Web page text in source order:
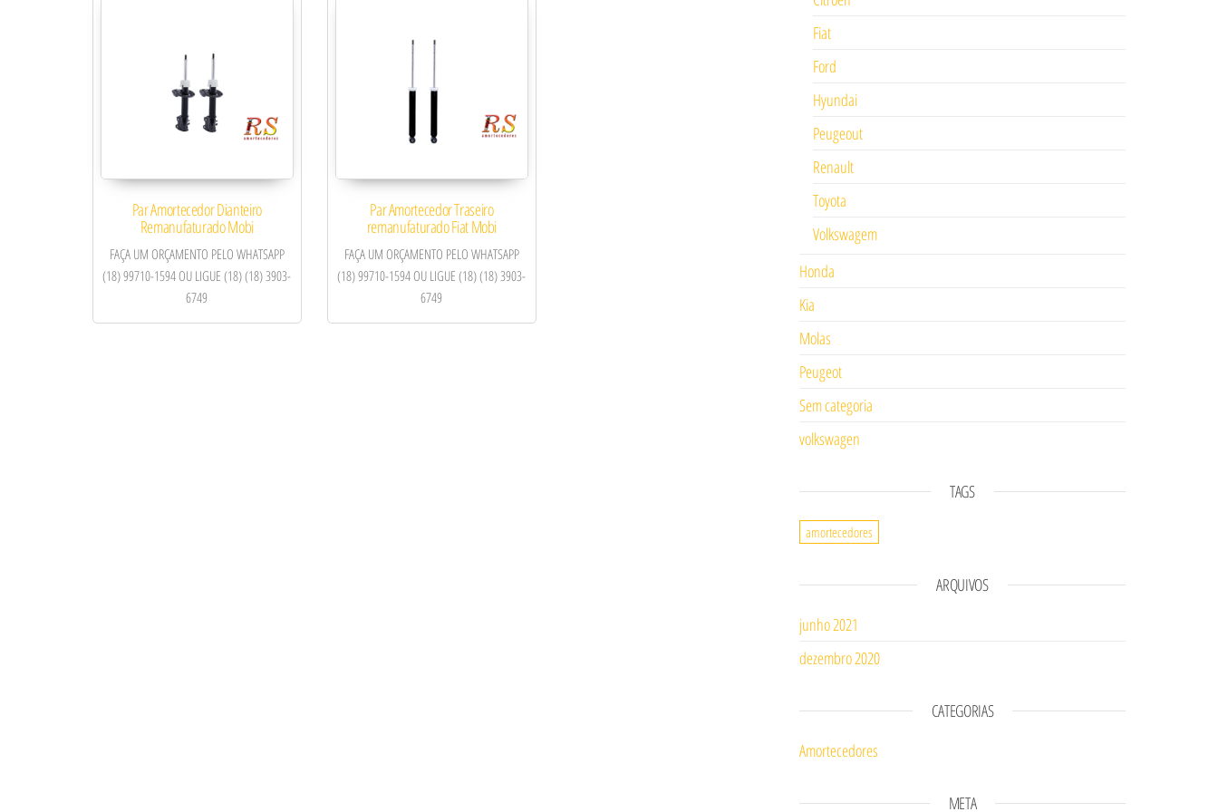
Par Amortecedor Dianteiro
Remanufaturado Mobi
FAÇA UM ORÇAMENTO PELO WHATSAPP
(18) 99710-1594 OU LIGUE (18) (18) 3903-
6749
Par Amortecedor Traseiro
remanufaturado Fiat Mobi
FAÇA UM ORÇAMENTO PELO WHATSAPP
(18) 99710-1594 OU LIGUE (18) (18) 3903-
6749
Fiat
Ford
Hyundai
Peugeout
Renault
Toyota
Volkswagem
Honda
Kia
Molas
Peugeot
Sem categoria
volkswagen
TAGS
amortecedores
ARQUIVOS
junho 2021
dezembro 2020
CATEGORIAS
Amortecedores
META